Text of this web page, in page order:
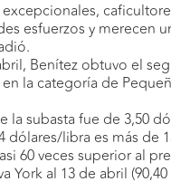
excepcionales,
esfuerzos y merecen
Benítez obtuvo el
la categoría de
la subasta fue de 3,50
dólares/libra es más de
60 veces superior al
York al 13 de abril